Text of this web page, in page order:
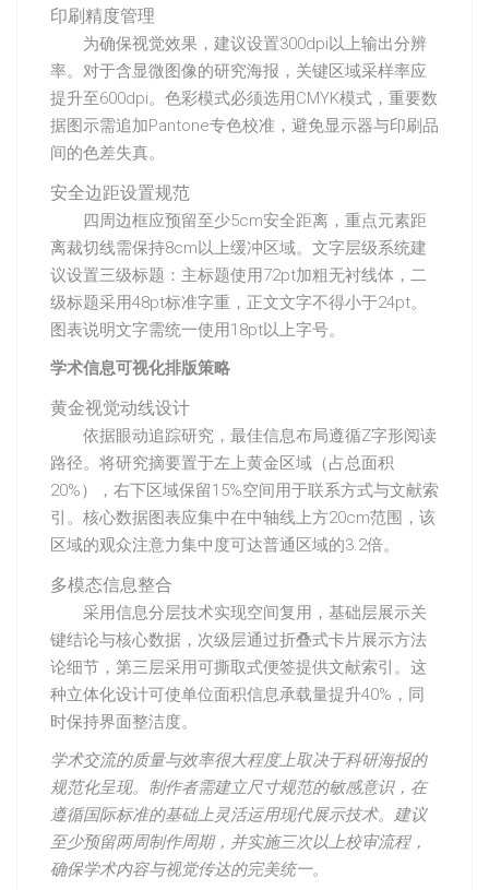
印刷精度管理
为确保视觉效果，建议设置300dpi以上输出分辨
率。对于含显微图像的研究海报，关键区域采样率应
提升至600dpi。色彩模式必须选用CMYK模式，重要数
据图示需追加Pantone专色校准，避免显示器与印刷品
间的色差失真。
安全边距设置规范
四周边框应预留至少5cm安全距离，重点元素距
离裁切线需保持8cm以上缓冲区域。文字层级系统建
议设置三级标题：主标题使用72pt加粗无衬线体，二
级标题采用48pt标准字重，正文文字不得小于24pt。
图表说明文字需统一使用18pt以上字号。
学术信息可视化排版策略
黄金视觉动线设计
依据眼动追踪研究，最佳信息布局遵循Z字形阅读
路径。将研究摘要置于左上黄金区域（占总面积
20%），右下区域保留15%空间用于联系方式与文献索
引。核心数据图表应集中在中轴线上方20cm范围，该
区域的观众注意力集中度可达普通区域的3.2倍。
多模态信息整合
采用信息分层技术实现空间复用，基础层展示关
键结论与核心数据，次级层通过折叠式卡片展示方法
论细节，第三层采用可撕取式便签提供文献索引。这
种立体化设计可使单位面积信息承载量提升40%，同
时保持界面整洁度。
学术交流的质量与效率很大程度上取决于科研海报的
规范化呈现。制作者需建立尺寸规范的敏感意识，在
遵循国际标准的基础上灵活运用现代展示技术。建议
至少预留两周制作周期，并实施三次以上校审流程，
确保学术内容与视觉传达的完美统一。